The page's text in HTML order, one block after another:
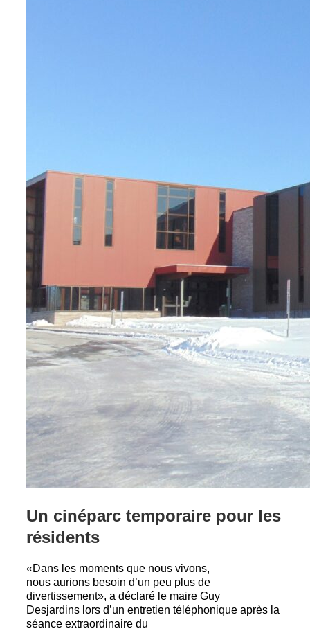
Un cinéparc temporaire pour les
résidents
«Dans les moments que nous vivons,
nous aurions besoin d’un peu plus de
divertissement», a déclaré le maire Guy
Desjardins lors d’un entretien téléphonique après la
séance extraordinaire du